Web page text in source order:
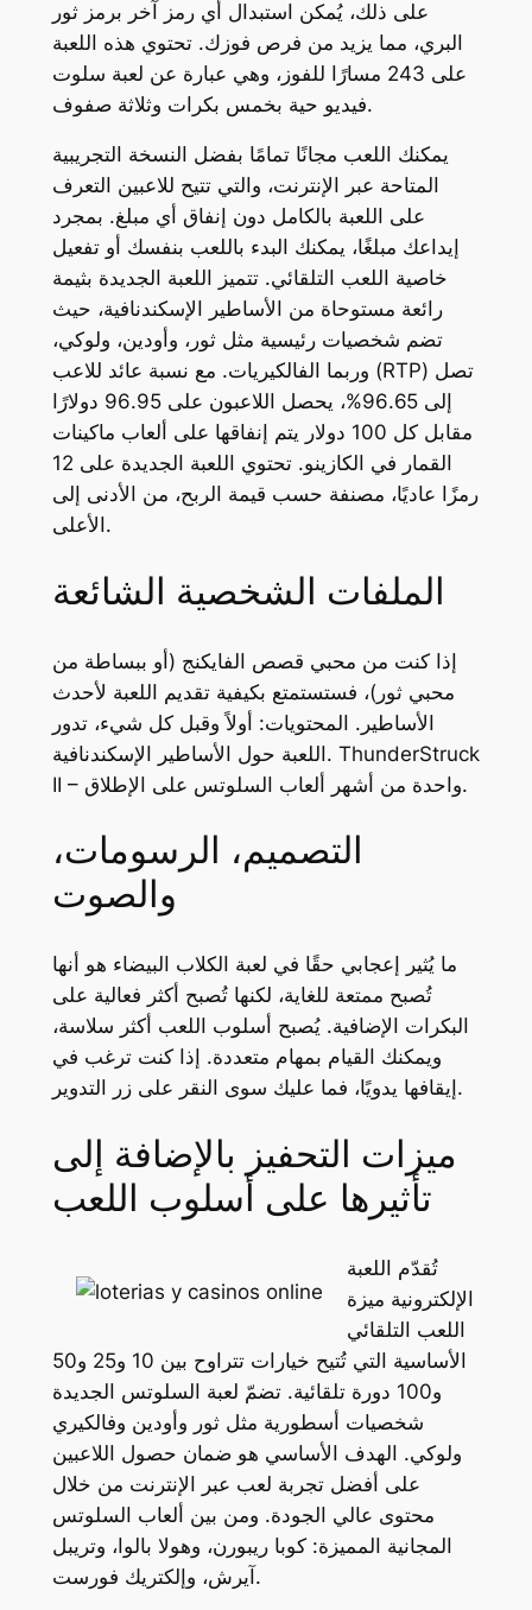
على ذلك، يُمكن استبدال أي رمز آخر برمز ثور
البري، مما يزيد من فرص فوزك. تحتوي هذه اللعبة
على 243 مسارًا للفوز، وهي عبارة عن لعبة سلوت
فيديو حية بخمس بكرات وثلاثة صفوف.
يمكنك اللعب مجانًا تمامًا بفضل النسخة التجريبية
المتاحة عبر الإنترنت، والتي تتيح للاعبين التعرف
على اللعبة بالكامل دون إنفاق أي مبلغ. بمجرد
إيداعك مبلغًا، يمكنك البدء باللعب بنفسك أو تفعيل
خاصية اللعب التلقائي. تتميز اللعبة الجديدة بثيمة
رائعة مستوحاة من الأساطير الإسكندنافية، حيث
تضم شخصيات رئيسية مثل ثور، وأودين، ولوكي،
وربما الفالكيريات. مع نسبة عائد للاعب (RTP) تصل
إلى 96.65%، يحصل اللاعبون على 96.95 دولارًا
مقابل كل 100 دولار يتم إنفاقها على ألعاب ماكينات
القمار في الكازينو. تحتوي اللعبة الجديدة على 12
رمزًا عاديًا، مصنفة حسب قيمة الربح، من الأدنى إلى
الأعلى.
الملفات الشخصية الشائعة
إذا كنت من محبي قصص الفايكنج (أو ببساطة من
محبي ثور)، فستستمتع بكيفية تقديم اللعبة لأحدث
الأساطير. المحتويات: أولاً وقبل كل شيء، تدور
اللعبة حول الأساطير الإسكندنافية. ThunderStruck
II – واحدة من أشهر ألعاب السلوتس على الإطلاق.
التصميم، الرسومات،
والصوت
ما يُثير إعجابي حقًا في لعبة الكلاب البيضاء هو أنها
تُصبح ممتعة للغاية، لكنها تُصبح أكثر فعالية على
البكرات الإضافية. يُصبح أسلوب اللعب أكثر سلاسة،
ويمكنك القيام بمهام متعددة. إذا كنت ترغب في
إيقافها يدويًا، فما عليك سوى النقر على زر التدوير.
ميزات التحفيز بالإضافة إلى
تأثيرها على أسلوب اللعب
تُقدّم اللعبة
الإلكترونية ميزة
اللعب التلقائي
الأساسية التي تُتيح خيارات تتراوح بين 10 و25 و50
و100 دورة تلقائية. تضمّ لعبة السلوتس الجديدة
شخصيات أسطورية مثل ثور وأودين وفالكيري
ولوكي. الهدف الأساسي هو ضمان حصول اللاعبين
على أفضل تجربة لعب عبر الإنترنت من خلال
محتوى عالي الجودة. ومن بين ألعاب السلوتس
المجانية المميزة: كوبا ريبورن، وهولا بالوا، وتريبل
آيرش، وإلكتريك فورست.